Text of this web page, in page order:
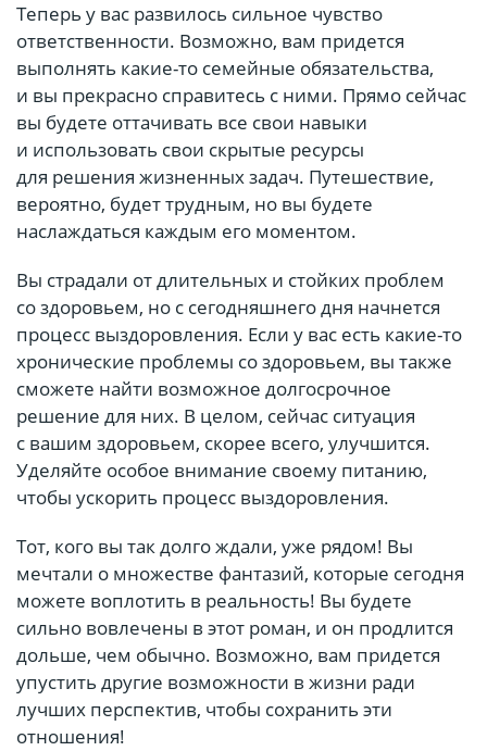
Теперь у вас развилось сильное чувство
ответственности. Возможно, вам придется
выполнять какие-то семейные обязательства,
и вы прекрасно справитесь с ними. Прямо сейчас
вы будете оттачивать все свои навыки
и использовать свои скрытые ресурсы
для решения жизненных задач. Путешествие,
вероятно, будет трудным, но вы будете
наслаждаться каждым его моментом.
Вы страдали от длительных и стойких проблем
со здоровьем, но с сегодняшнего дня начнется
процесс выздоровления. Если у вас есть какие-то
хронические проблемы со здоровьем, вы также
сможете найти возможное долгосрочное
решение для них. В целом, сейчас ситуация
с вашим здоровьем, скорее всего, улучшится.
Уделяйте особое внимание своему питанию,
чтобы ускорить процесс выздоровления.
Тот, кого вы так долго ждали, уже рядом! Вы
мечтали о множестве фантазий, которые сегодня
можете воплотить в реальность! Вы будете
сильно вовлечены в этот роман, и он продлится
дольше, чем обычно. Возможно, вам придется
упустить другие возможности в жизни ради
лучших перспектив, чтобы сохранить эти
отношения!